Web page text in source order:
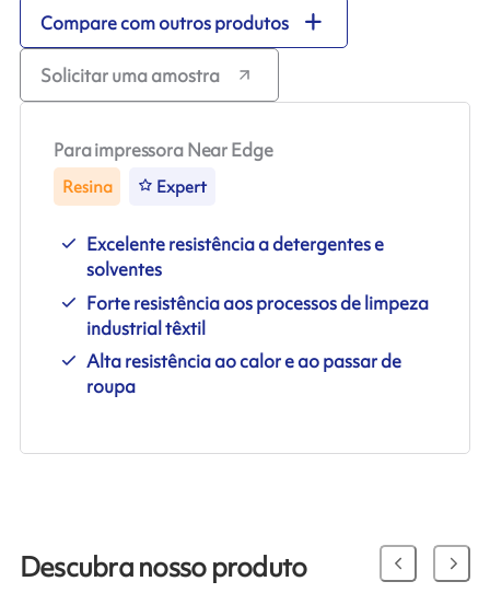
Compare com outros produtos
Solicitar uma amostra
Para impressora Near Edge
Resina Expert
Excelente resistência a detergentes e
solventes
Forte resistência aos processos de limpeza
industrial têxtil
Alta resistência ao calor e ao passar de
roupa
Descubra nosso produto